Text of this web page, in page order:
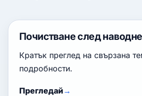
Почистване след
Кратък преглед на свързана
подробности.
Прегледай